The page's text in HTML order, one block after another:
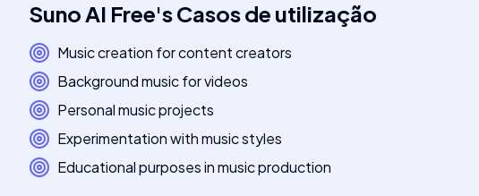
Suno AI Free'sCasos de utilização
Music creation for content creators
Background music for videos
Personal music projects
Experimentation with music styles
Educational purposes in music production